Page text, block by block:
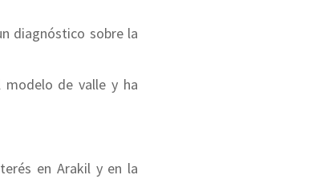
diagnóstico sobre la
modelo de valle y ha
en Arakil y en la